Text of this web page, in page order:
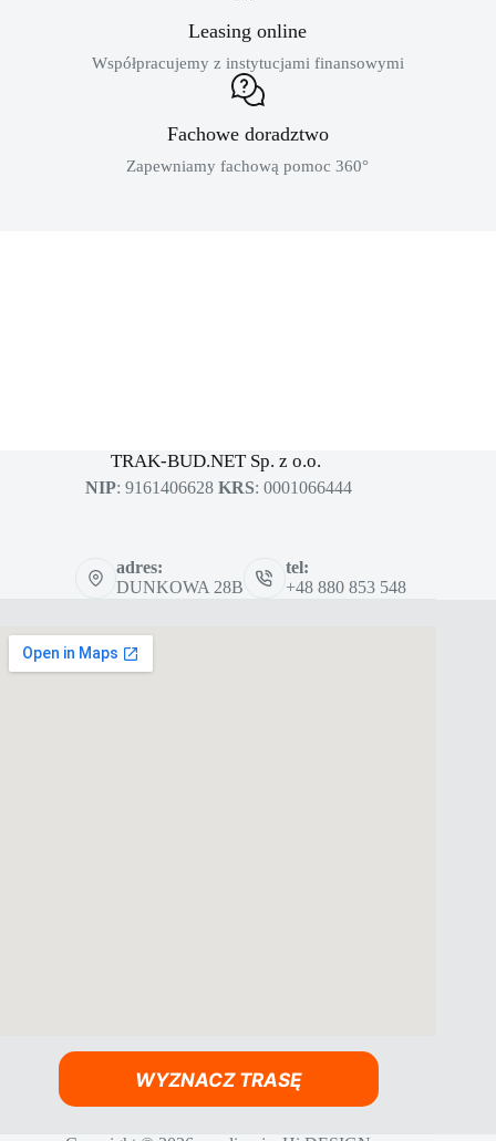
Leasing online
Współpracujemy z instytucjami finansowymi
Fachowe doradztwo
Zapewniamy fachową pomoc 360°
TRAK-BUD.NET Sp. z o.o.
NIP: 9161406628 KRS: 0001066444
adres:
DUNKOWA 28B
tel:
+48 880 853 548
WYZNACZ TRASĘ